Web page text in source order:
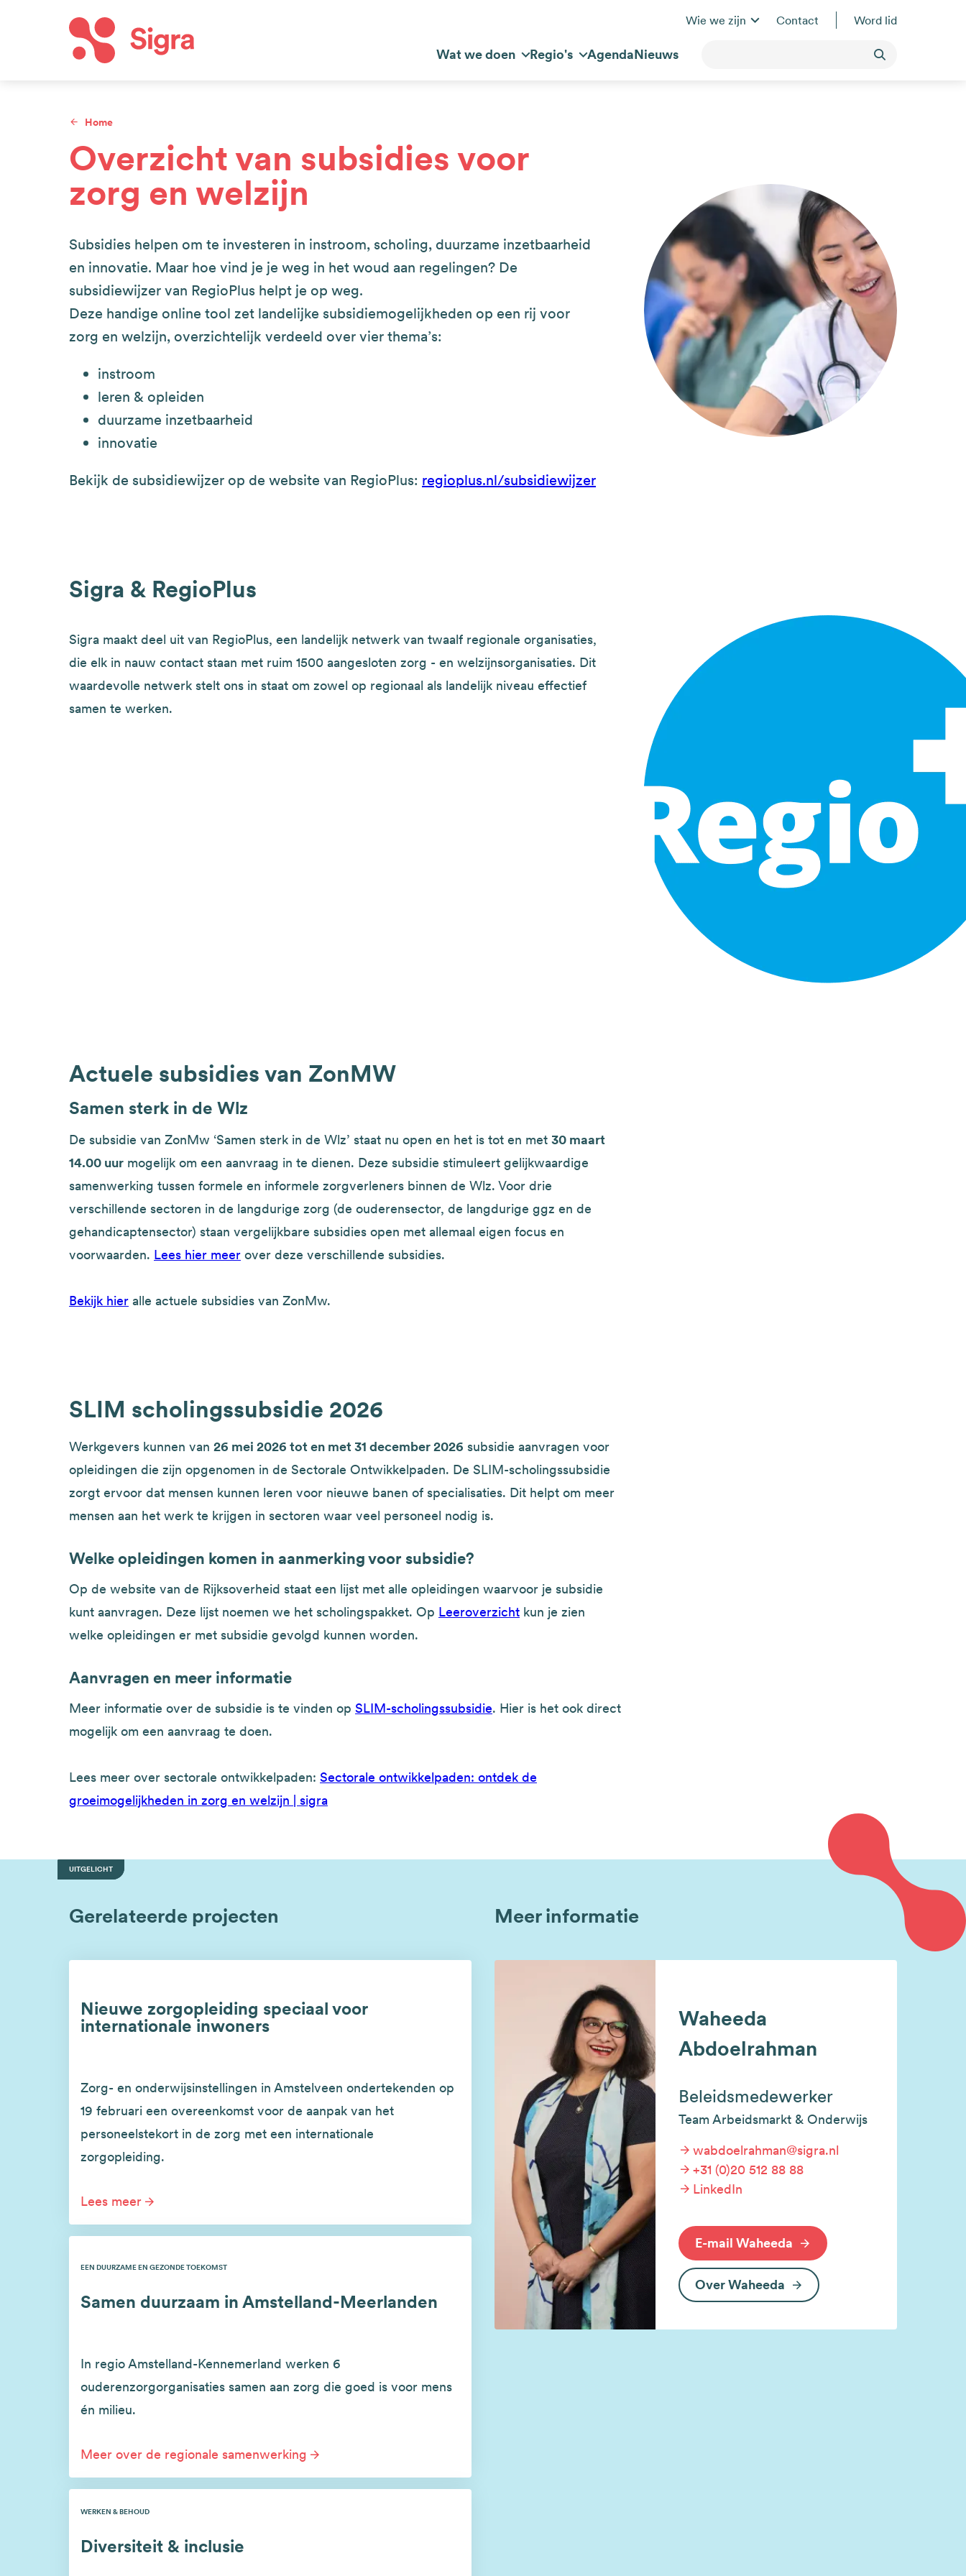
Top
Wie we zijn Contact Word lid
Wat we doen Regio's AgendaNieuws
Kruimelpad
Home
Overzicht van subsidies voor
zorg en welzijn
Subsidies helpen om te investeren in instroom, scholing, duurzame inzetbaarheid
en innovatie. Maar hoe vind je je weg in het woud aan regelingen? De
subsidiewijzer van RegioPlus helpt je op weg.
Deze handige online tool zet landelijke subsidiemogelijkheden op een rij voor
zorg en welzijn, overzichtelijk verdeeld over vier thema’s:
instroom
leren & opleiden
duurzame inzetbaarheid
innovatie
Bekijk de subsidiewijzer op de website van RegioPlus: regioplus.nl/subsidiewijzer
Sigra & RegioPlus
Sigra maakt deel uit van RegioPlus, een landelijk netwerk van twaalf regionale organisaties,
die elk in nauw contact staan met ruim 1500 aangesloten zorg - en welzijnsorganisaties. Dit
waardevolle netwerk stelt ons in staat om zowel op regionaal als landelijk niveau effectief
samen te werken.
Actuele subsidies van ZonMW
Samen sterk in de Wlz
De subsidie van ZonMw ‘Samen sterk in de Wlz’ staat nu open en het is tot en met 30 maart
14.00 uur mogelijk om een aanvraag in te dienen. Deze subsidie stimuleert gelijkwaardige
samenwerking tussen formele en informele zorgverleners binnen de Wlz. Voor drie
verschillende sectoren in de langdurige zorg (de ouderensector, de langdurige ggz en de
gehandicaptensector) staan vergelijkbare subsidies open met allemaal eigen focus en
voorwaarden. Lees hier meer over deze verschillende subsidies.
Bekijk hier alle actuele subsidies van ZonMw.
SLIM scholingssubsidie 2026
Werkgevers kunnen van 26 mei 2026 tot en met 31 december 2026 subsidie aanvragen voor
opleidingen die zijn opgenomen in de Sectorale Ontwikkelpaden. De SLIM-scholingssubsidie
zorgt ervoor dat mensen kunnen leren voor nieuwe banen of specialisaties. Dit helpt om meer
mensen aan het werk te krijgen in sectoren waar veel personeel nodig is.
Welke opleidingen komen in aanmerking voor subsidie?
Op de website van de Rijksoverheid staat een lijst met alle opleidingen waarvoor je subsidie
kunt aanvragen. Deze lijst noemen we het scholingspakket. Op Leeroverzicht kun je zien
welke opleidingen er met subsidie gevolgd kunnen worden.
Aanvragen en meer informatie
Meer informatie over de subsidie is te vinden op SLIM-scholingssubsidie. Hier is het ook direct
mogelijk om een aanvraag te doen.
Lees meer over sectorale ontwikkelpaden: Sectorale ontwikkelpaden: ontdek de
groeimogelijkheden in zorg en welzijn | sigra
Gerelateerde projecten
Nieuwe zorgopleiding speciaal voor
internationale inwoners
UITGELICHT
Zorg- en onderwijsinstellingen in Amstelveen ondertekenden op
19 februari een overeenkomst voor de aanpak van het
personeelstekort in de zorg met een internationale
zorgopleiding.
Lees meer
Samen duurzaam in Amstelland-Meerlanden
UITGELICHT
EEN DUURZAME EN GEZONDE TOEKOMST
In regio Amstelland-Kennemerland werken 6
ouderenzorgorganisaties samen aan zorg die goed is voor mens
én milieu.
Meer over de regionale samenwerking
Diversiteit & inclusie
WERKEN & BEHOUD
Meer informatie
Waheeda
Abdoelrahman
Beleidsmedewerker
Team Arbeidsmarkt & Onderwijs
wabdoelrahman@sigra.nl
+31 (0)20 512 88 88
LinkedIn
E-mail Waheeda
Over Waheeda